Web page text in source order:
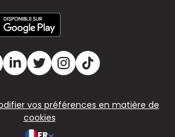
vos préférences en matière de
cookies